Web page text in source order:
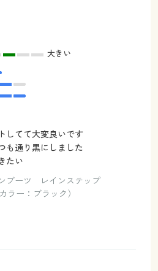
大きい
してて大変良いです
も通り黒にしました
たい
ブーツ レインステップ
ラー：ブラック）